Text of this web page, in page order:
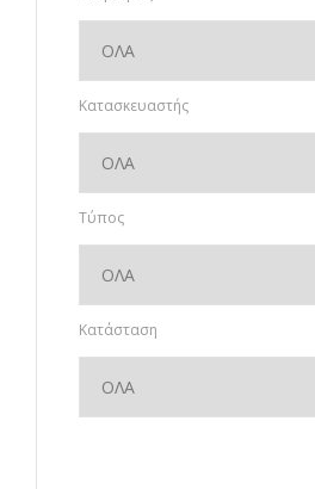
Κατασκευαστής
Τύπος
Κατάσταση